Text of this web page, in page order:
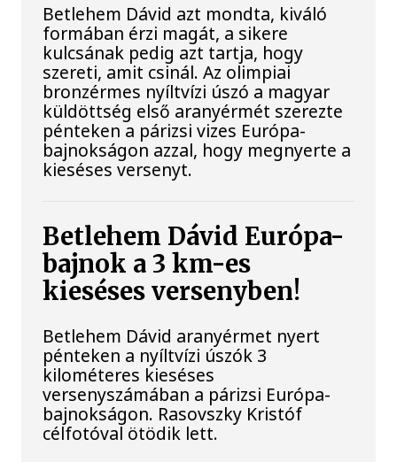
Betlehem Dávid azt mondta, kiváló
formában érzi magát, a sikere
kulcsának pedig azt tartja, hogy
szereti, amit csinál. Az olimpiai
bronzérmes nyíltvízi úszó a magyar
küldöttség első aranyérmét szerezte
pénteken a párizsi vizes Európa-
bajnokságon azzal, hogy megnyerte a
kieséses versenyt.
Betlehem Dávid Európa-
bajnok a 3 km-es
kieséses versenyben!
Betlehem Dávid aranyérmet nyert
pénteken a nyíltvízi úszók 3
kilométeres kieséses
versenyszámában a párizsi Európa-
bajnokságon. Rasovszky Kristóf
célfotóval ötödik lett.